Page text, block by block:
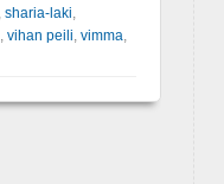
sharia-laki
vihan peili vimma